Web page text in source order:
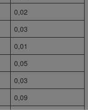
0,02
0,03
0,01
0,05
0,03
0,09